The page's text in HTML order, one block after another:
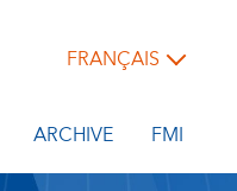
FRANÇAIS
ARCHIVE FMI